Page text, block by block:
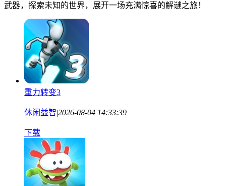
武器，探索未知的世界，展开一场充满惊喜的解谜之旅！
重力转变3
休闲益智|2026-08-04 14:33:39
下载